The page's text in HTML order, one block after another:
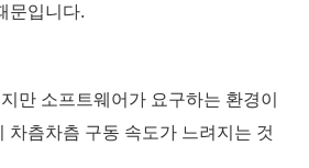
문입니다.
만 소프트웨어가 요구하는 환경이
차츰차츰 구동 속도가 느려지는 것